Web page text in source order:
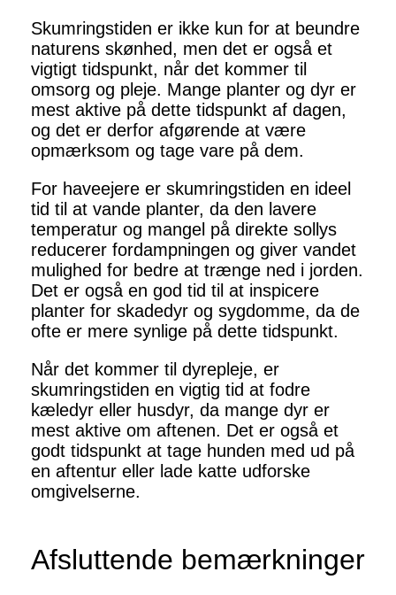
Skumringstiden er ikke kun for at beundre
naturens skønhed, men det er også et
vigtigt tidspunkt, når det kommer til
omsorg og pleje. Mange planter og dyr er
mest aktive på dette tidspunkt af dagen,
og det er derfor afgørende at være
opmærksom og tage vare på dem.
For haveejere er skumringstiden en ideel
tid til at vande planter, da den lavere
temperatur og mangel på direkte sollys
reducerer fordampningen og giver vandet
mulighed for bedre at trænge ned i jorden.
Det er også en god tid til at inspicere
planter for skadedyr og sygdomme, da de
ofte er mere synlige på dette tidspunkt.
Når det kommer til dyrepleje, er
skumringstiden en vigtig tid at fodre
kæledyr eller husdyr, da mange dyr er
mest aktive om aftenen. Det er også et
godt tidspunkt at tage hunden med ud på
en aftentur eller lade katte udforske
omgivelserne.
Afsluttende bemærkninger